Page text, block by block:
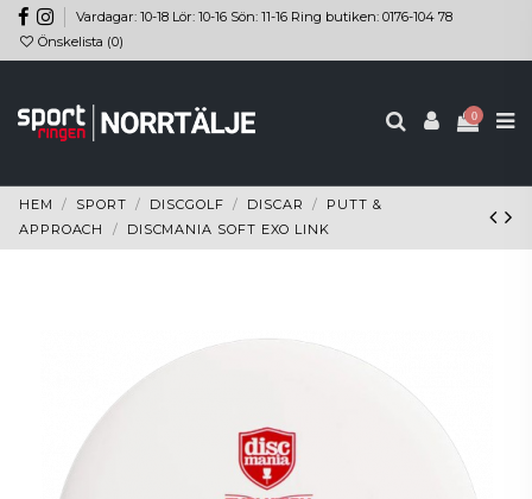
Vardagar: 10-18 Lör: 10-16 Sön: 11-16 Ring butiken: 0176-104 78
Önskelista (0)
0
HEM SPORT DISCGOLF DISCAR
PUTT &
APPROACH
DISCMANIA SOFT EXO LINK